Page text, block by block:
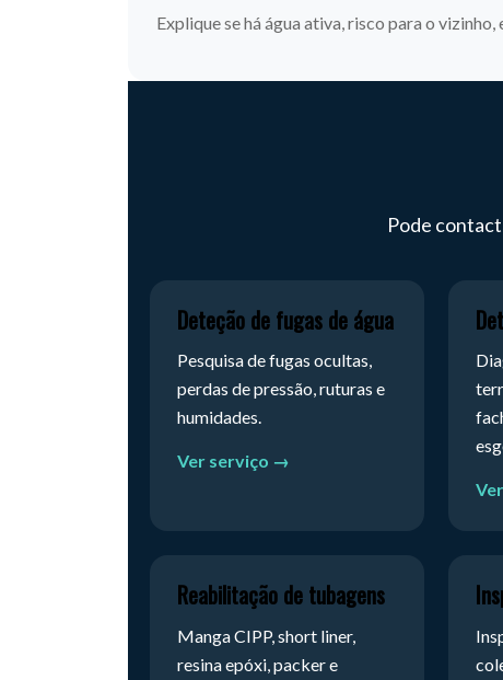
Explique se há água ativa, risco para o
Pode
Deteção de fugas de água
Pesquisa de fugas ocultas,
perdas de pressão, ruturas e
humidades.
Ver serviço →
Reabilitação de tubagens
Manga CIPP, short liner,
resina epóxi, packer e